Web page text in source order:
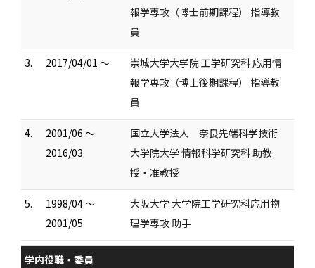
報学専攻（博士前期課程） 指導教
員
3. 2017/04/01 ～
崇城大学大学院 工学研究科 応用情
報学専攻（博士後期課程） 指導教
員
4.
2001/06 ～
2016/03
国立大学法人 奈良先端科学技術
大学院大学 情報科学研究科 助教
授・准教授
5.
1998/04 ～
2001/05
大阪大学 大学院工学研究科応用物
理学専攻 助手
学内役職・委員